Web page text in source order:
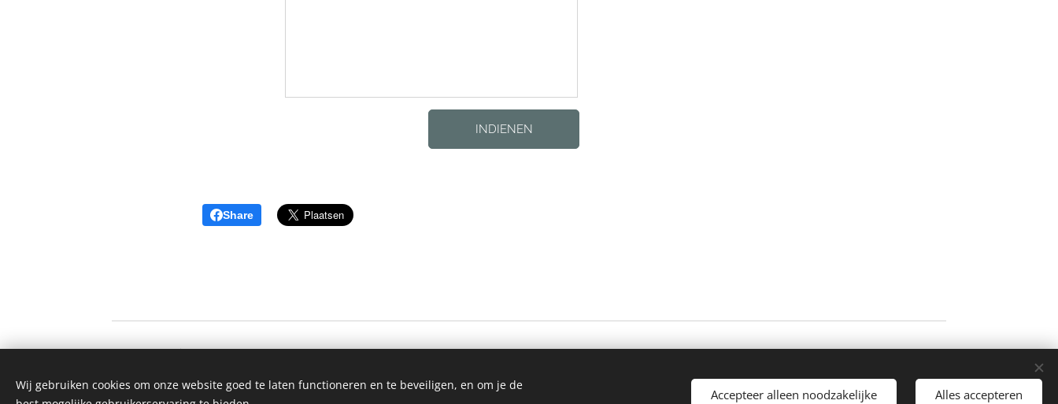
INDIENEN
Share
Pepper@kuleuven.be
Wij gebruiken cookies om onze website goed te laten functioneren en te beveiligen, en om je de
Accepteer alleen noodzakelijke Alles accepteren